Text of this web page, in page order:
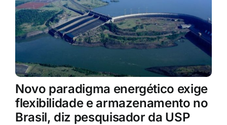
Novo paradigma energético exige
flexibilidade e armazenamento no
Brasil, diz pesquisador da USP